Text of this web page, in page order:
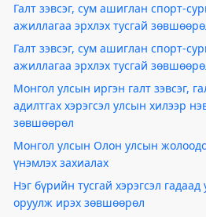
Галт зэвсэг, сум ашиглан спорт-
ажиллагаа эрхлэх тусгай
Галт зэвсэг, сум ашиглан спорт-
ажиллагаа эрхлэх тусгай
Монгол улсын иргэн галт зэвсэг,
адилтгах хэрэгсэл улсын хилээр
зөвшөөрөл
Монгол улсын Олон улсын
үнэмлэх захиалах
Нэг бүрийн тусгай хэрэгсэл гадаад
оруулж ирэх зөвшөөрөл